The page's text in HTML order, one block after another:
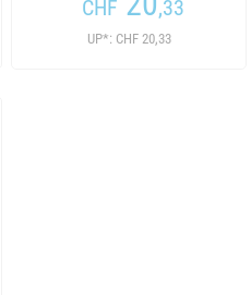
CHF ,33
UP*: CHF 20,33